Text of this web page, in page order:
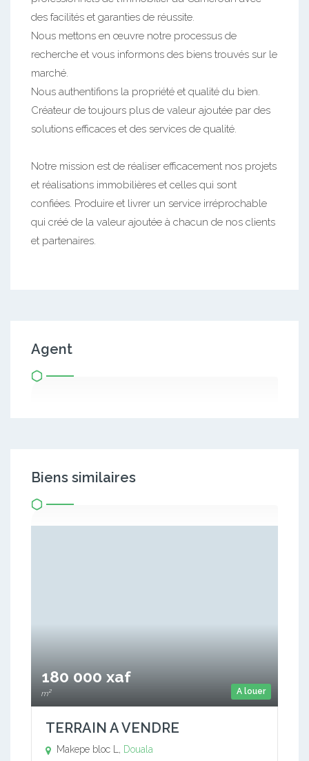
des facilités et garanties de réussite.
Nous mettons en œuvre notre processus de
recherche et vous informons des biens trouvés sur le
marché.
Nous authentifions la propriété et qualité du bien.
Créateur de toujours plus de valeur ajoutée par des
solutions efficaces et des services de qualité.
Notre mission est de réaliser efficacement nos projets
et réalisations immobilières et celles qui sont
confiées. Produire et livrer un service irréprochable
qui créé de la valeur ajoutée à chacun de nos clients
et partenaires.
Agent
Biens similaires
A louer
180 000 xaf
m²
TERRAIN A VENDRE
Makepe bloc L, Douala